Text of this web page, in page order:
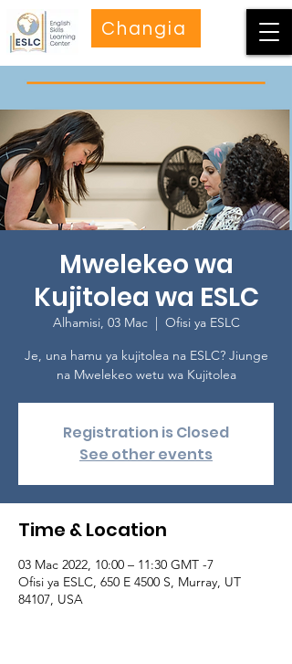
Changia
Mwelekeo wa
Kujitolea wa ESLC
Alhamisi, 03 Mac
  |
Ofisi ya ESLC
Je, una hamu ya kujitolea na ESLC? Jiunge
na Mwelekeo wetu wa Kujitolea
Registration is Closed
See other events
Time & Location
03 Mac 2022, 10:00 – 11:30 GMT -7
Ofisi ya ESLC, 650 E 4500 S, Murray, UT
84107, USA